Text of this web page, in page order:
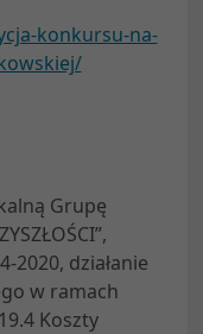
konkursu-na-
Grupę
2020, działanie
w ramach
Koszty